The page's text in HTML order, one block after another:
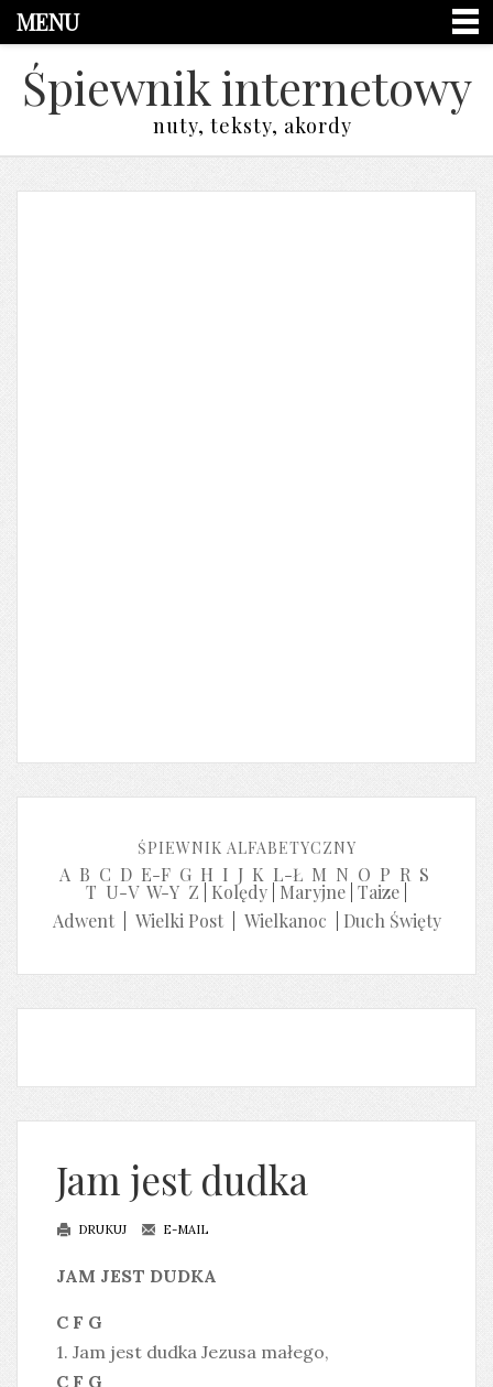
MENU
Śpiewnik internetowy
nuty, teksty, akordy
ŚPIEWNIK ALFABETYCZNY
A B C D E-F G H I J K L-Ł M N O P R S
T U-V W-Y Z Kolędy Maryjne Taize
Adwent| Wielki Post| Wielkanoc Duch Święty
Jam jest dudka
DRUKUJ E-MAIL
JAM JEST DUDKA
C F G
1. Jam jest dudka Jezusa małego,
C F G